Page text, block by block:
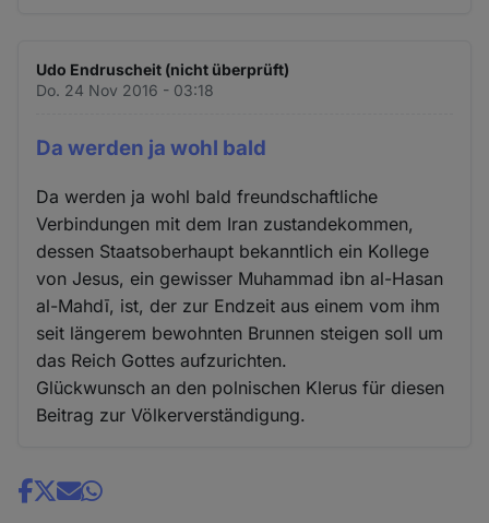
Udo Endruscheit (nicht überprüft)
Do. 24 Nov 2016 - 03:18
Da werden ja wohl bald
Da werden ja wohl bald freundschaftliche
Verbindungen mit dem Iran zustandekommen,
dessen Staatsoberhaupt bekanntlich ein Kollege
von Jesus, ein gewisser Muhammad ibn al-Hasan
al-Mahdī, ist, der zur Endzeit aus einem vom ihm
seit längerem bewohnten Brunnen steigen soll um
das Reich Gottes aufzurichten.
Glückwunsch an den polnischen Klerus für diesen
Beitrag zur Völkerverständigung.
Share